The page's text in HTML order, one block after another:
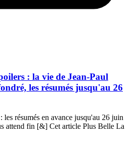
: la vie de Jean-Paul
les résumés jusqu'au 26
les résumés en avance jusqu'au 26 juin
attend fin [&] Cet article Plus Belle La